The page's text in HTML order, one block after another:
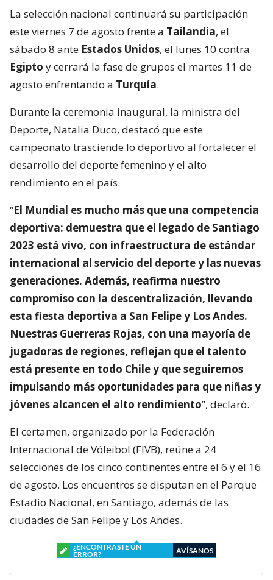
La selección nacional continuará su participación
este viernes 7 de agosto frente a Tailandia, el
sábado 8 ante Estados Unidos, el lunes 10 contra
Egipto y cerrará la fase de grupos el martes 11 de
agosto enfrentando a Turquía.
Durante la ceremonia inaugural, la ministra del
Deporte, Natalia Duco, destacó que este
campeonato trasciende lo deportivo al fortalecer el
desarrollo del deporte femenino y el alto
rendimiento en el país.
“El Mundial es mucho más que una competencia
deportiva: demuestra que el legado de Santiago
2023 está vivo, con infraestructura de estándar
internacional al servicio del deporte y las nuevas
generaciones. Además, reafirma nuestro
compromiso con la descentralización, llevando
esta fiesta deportiva a San Felipe y Los Andes.
Nuestras Guerreras Rojas, con una mayoría de
jugadoras de regiones, reflejan que el talento
está presente en todo Chile y que seguiremos
impulsando más oportunidades para que niñas y
jóvenes alcancen el alto rendimiento”, declaró.
El certamen, organizado por la Federación
Internacional de Vóleibol (FIVB), reúne a 24
selecciones de los cinco continentes entre el 6 y el 16
de agosto. Los encuentros se disputan en el Parque
Estadio Nacional, en Santiago, además de las
ciudades de San Felipe y Los Andes.
¿ENCONTRASTE UN
ERROR?
AVÍSANOS